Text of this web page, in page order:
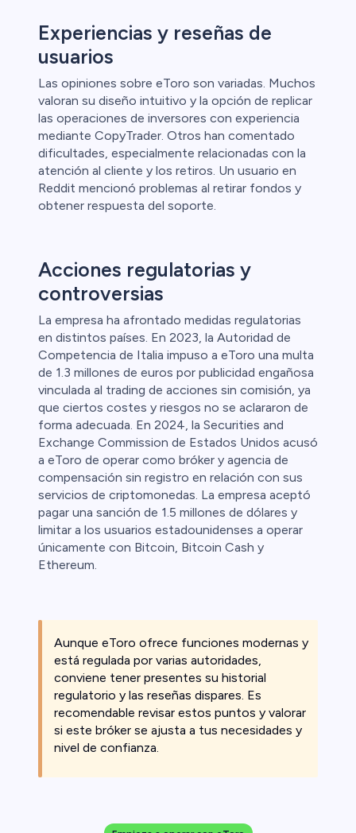
Experiencias y reseñas de
usuarios
Las opiniones sobre eToro son variadas. Muchos
valoran su diseño intuitivo y la opción de replicar
las operaciones de inversores con experiencia
mediante CopyTrader. Otros han comentado
dificultades, especialmente relacionadas con la
atención al cliente y los retiros. Un usuario en
Reddit mencionó problemas al retirar fondos y
obtener respuesta del soporte.
Acciones regulatorias y
controversias
La empresa ha afrontado medidas regulatorias
en distintos países. En 2023, la Autoridad de
Competencia de Italia impuso a eToro una multa
de 1.3 millones de euros por publicidad engañosa
vinculada al trading de acciones sin comisión, ya
que ciertos costes y riesgos no se aclararon de
forma adecuada. En 2024, la Securities and
Exchange Commission de Estados Unidos acusó
a eToro de operar como bróker y agencia de
compensación sin registro en relación con sus
servicios de criptomonedas. La empresa aceptó
pagar una sanción de 1.5 millones de dólares y
limitar a los usuarios estadounidenses a operar
únicamente con Bitcoin, Bitcoin Cash y
Ethereum.
Aunque eToro ofrece funciones modernas y
está regulada por varias autoridades,
conviene tener presentes su historial
regulatorio y las reseñas dispares. Es
recomendable revisar estos puntos y valorar
si este bróker se ajusta a tus necesidades y
nivel de confianza.